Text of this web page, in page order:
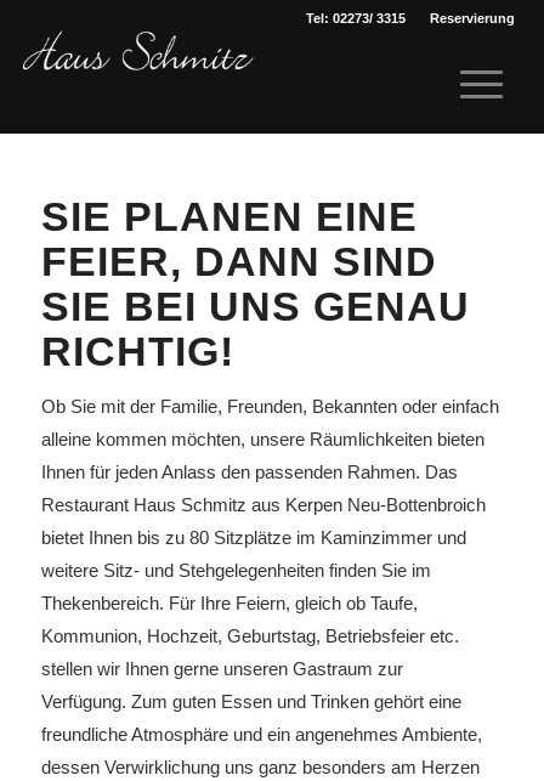
Reservierung
Tel: 02273/ 3315
SIE PLANEN EINE
FEIER, DANN SIND
SIE BEI UNS GENAU
RICHTIG!
Ob Sie mit der Familie, Freunden, Bekannten oder einfach
alleine kommen möchten, unsere Räumlichkeiten bieten
Ihnen für jeden Anlass den passenden Rahmen. Das
Restaurant Haus Schmitz aus Kerpen Neu-Bottenbroich
bietet Ihnen bis zu 80 Sitzplätze im Kaminzimmer und
weitere Sitz- und Stehgelegenheiten finden Sie im
Thekenbereich. Für Ihre Feiern, gleich ob Taufe,
Kommunion, Hochzeit, Geburtstag, Betriebsfeier etc.
stellen wir Ihnen gerne unseren Gastraum zur
Verfügung. Zum guten Essen und Trinken gehört eine
freundliche Atmosphäre und ein angenehmes Ambiente,
dessen Verwirklichung uns ganz besonders am Herzen